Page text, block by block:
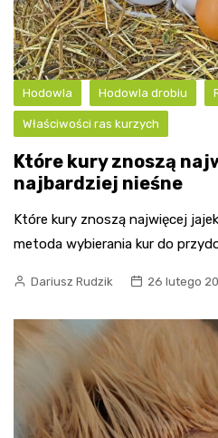
Hodowla Hodowla drobiu
Właściwości ras kurzych
Które kury znoszą
najbardziej nieśne
Które kury znoszą najwięcej
metoda wybierania kur do
Dariusz Rudzik 26 lutego